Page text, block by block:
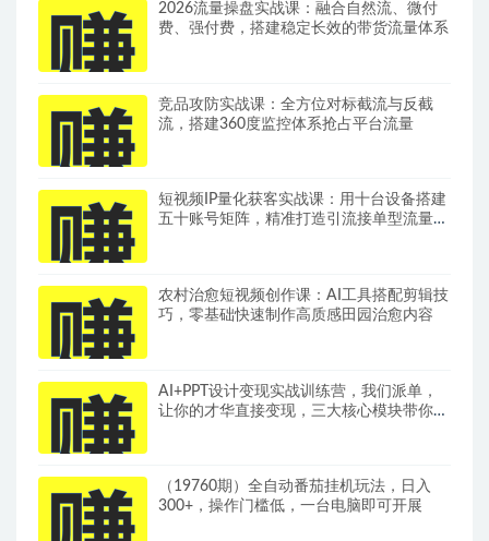
2026流量操盘实战课：融合自然流、微付
费、强付费，搭建稳定长效的带货流量体系
竞品攻防实战课：全方位对标截流与反截
流，搭建360度监控体系抢占平台流量
短视频IP量化获客实战课：用十台设备搭建
五十账号矩阵，精准打造引流接单型流量账
农村治愈短视频创作课：AI工具搭配剪辑技
巧，零基础快速制作高质感田园治愈内容
AI+PPT设计变现实战训练营，我们派单，
让你的才华直接变现，三大核心模块带你构
（19760期）全自动番茄挂机玩法，日入
300+，操作门槛低，一台电脑即可开展